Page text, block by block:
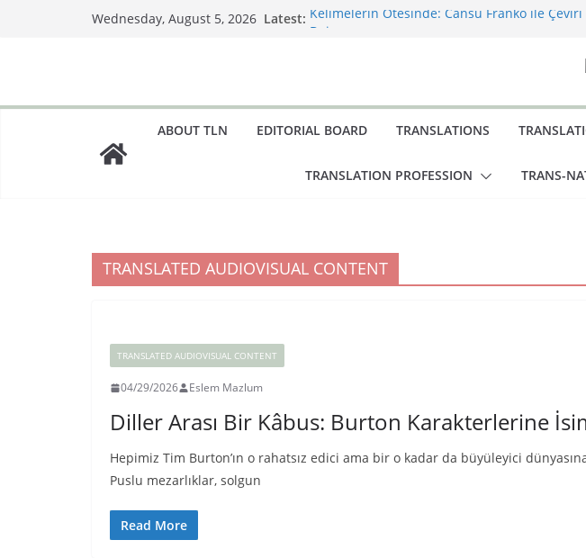
Wednesday, August 5, 2026 Latest: Kelimelerin Ötesinde: Cansu Franko ile Çeviri
Little Women’ın Yazarından Saklı Bir
Çeviride Görünmez Olan: İdeoloji
Diller Arası Bir Kâbus: Burton Karakterlerine
ABOUT TLN EDITORIAL BOARD TRANSLATIONS
TRANSLATION PROFESSION TRANS-
TRANSLATED AUDIOVISUAL CONTENT
TRANSLATED AUDIOVISUAL CONTENT
04/29/2026 Eslem Mazlum
Diller Arası Bir Kâbus: Burton Karakterlerine
Hepimiz Tim Burton’ın o rahatsız edici ama bir o kadar da büyüleyici
Puslu mezarlıklar, solgun
Read More